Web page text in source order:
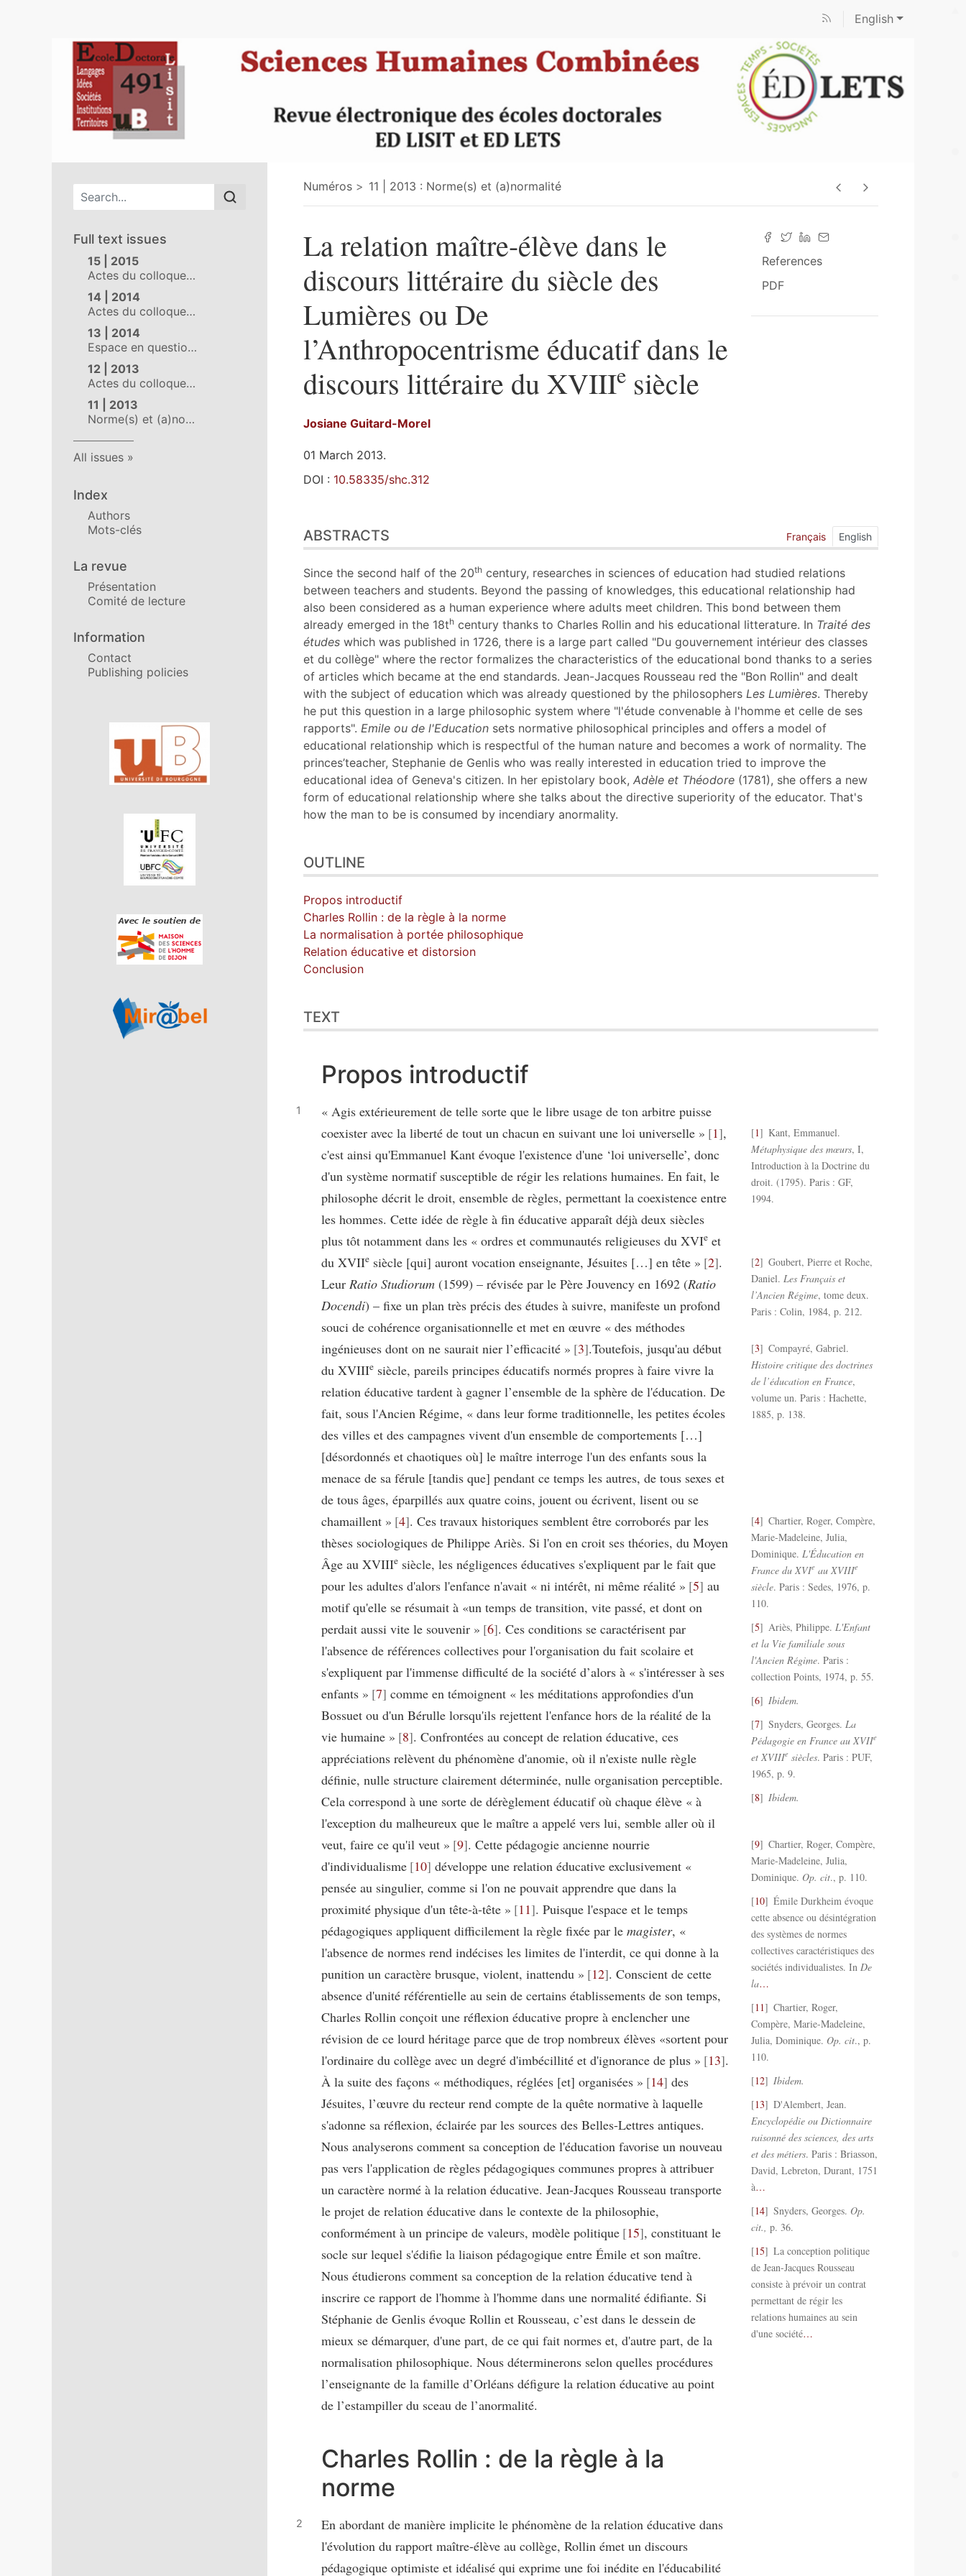
English
Main menu
Full text issues
15 | 2015
Actes du colloque…
14 | 2014
Actes du colloque…
13 | 2014
Espace en questio…
12 | 2013
Actes du colloque…
11 | 2013
Norme(s) et (a)no…
All issues
Index
Authors
Mots-clés
La revue
Présentation
Comité de lecture
Information
Contact
Publishing policies
In collaboration with
Numéros 11 | 2013 : Norme(s) et (a)normalité
References
PDF
La relation maître-élève dans le
discours littéraire du siècle des
Lumières ou De
l’Anthropocentrisme éducatif dans le
discours littéraire du XVIIIe siècle
Josiane Guitard-Morel
01 March 2013.
DOI : 10.58335/shc.312
Outline
Text
Bibliography
Notes
References
Author
ABSTRACTS Français English
Since the second half of the 20th century, researches in sciences of education had studied relations
between teachers and students. Beyond the passing of knowledges, this educational relationship had
also been considered as a human experience where adults meet children. This bond between them
already emerged in the 18th century thanks to Charles Rollin and his educational litterature. In Traité des
études which was published in 1726, there is a large part called "Du gouvernement intérieur des classes
et du collège" where the rector formalizes the characteristics of the educational bond thanks to a series
of articles which became at the end standards. Jean-Jacques Rousseau red the "Bon Rollin" and dealt
with the subject of education which was already questioned by the philosophers Les Lumières. Thereby
he put this question in a large philosophic system where "l'étude convenable à l'homme et celle de ses
rapports". Emile ou de l'Education sets normative philosophical principles and offers a model of
educational relationship which is respectful of the human nature and becomes a work of normality. The
princes’teacher, Stephanie de Genlis who was really interested in education tried to improve the
educational idea of Geneva's citizen. In her epistolary book, Adèle et Théodore (1781), she offers a new
form of educational relationship where she talks about the directive superiority of the educator. That's
how the man to be is consumed by incendiary anormality.
OUTLINE
Propos introductif
Charles Rollin : de la règle à la norme
La normalisation à portée philosophique
Relation éducative et distorsion
Conclusion
TEXT
Propos introductif
« Agis extérieurement de telle sorte que le libre usage de ton arbitre puisse
coexister avec la liberté de tout un chacun en suivant une loi universelle » 1 ,
c'est ainsi qu'Emmanuel Kant évoque l'existence d'une ‘loi universelle’, donc
d'un système normatif susceptible de régir les relations humaines. En fait, le
philosophe décrit le droit, ensemble de règles, permettant la coexistence entre
les hommes. Cette idée de règle à fin éducative apparaît déjà deux siècles
plus tôt notamment dans les « ordres et communautés religieuses du XVIe et
du XVIIe siècle [qui] auront vocation enseignante, Jésuites […] en tête » 2 .
Leur Ratio Studiorum (1599) – révisée par le Père Jouvency en 1692 (Ratio
Docendi) – fixe un plan très précis des études à suivre, manifeste un profond
souci de cohérence organisationnelle et met en œuvre « des méthodes
ingénieuses dont on ne saurait nier l’efficacité » 3 .Toutefois, jusqu'au début
du XVIIIe siècle, pareils principes éducatifs normés propres à faire vivre la
relation éducative tardent à gagner l’ensemble de la sphère de l'éducation. De
fait, sous l'Ancien Régime, « dans leur forme traditionnelle, les petites écoles
des villes et des campagnes vivent d'un ensemble de comportements […]
[désordonnés et chaotiques où] le maître interroge l'un des enfants sous la
menace de sa férule [tandis que] pendant ce temps les autres, de tous sexes et
de tous âges, éparpillés aux quatre coins, jouent ou écrivent, lisent ou se
chamaillent » 4 . Ces travaux historiques semblent être corroborés par les
thèses sociologiques de Philippe Ariès. Si l'on en croit ses théories, du Moyen
Âge au XVIIIe siècle, les négligences éducatives s'expliquent par le fait que
pour les adultes d'alors l'enfance n'avait « ni intérêt, ni même réalité » 5 au
motif qu'elle se résumait à «un temps de transition, vite passé, et dont on
perdait aussi vite le souvenir » 6 . Ces conditions se caractérisent par
l'absence de références collectives pour l'organisation du fait scolaire et
s'expliquent par l'immense difficulté de la société d’alors à « s'intéresser à ses
enfants » 7 comme en témoignent « les méditations approfondies d'un
Bossuet ou d'un Bérulle lorsqu'ils rejettent l'enfance hors de la réalité de la
vie humaine » 8 . Confrontées au concept de relation éducative, ces
appréciations relèvent du phénomène d'anomie, où il n'existe nulle règle
définie, nulle structure clairement déterminée, nulle organisation perceptible.
Cela correspond à une sorte de dérèglement éducatif où chaque élève « à
l'exception du malheureux que le maître a appelé vers lui, semble aller où il
veut, faire ce qu'il veut » 9 . Cette pédagogie ancienne nourrie
d'individualisme 10 développe une relation éducative exclusivement «
pensée au singulier, comme si l'on ne pouvait apprendre que dans la
proximité physique d'un tête-à-tête » 11 . Puisque l'espace et le temps
pédagogiques appliquent difficilement la règle fixée par le magister, «
l'absence de normes rend indécises les limites de l'interdit, ce qui donne à la
punition un caractère brusque, violent, inattendu » 12 . Conscient de cette
absence d'unité référentielle au sein de certains établissements de son temps,
Charles Rollin conçoit une réflexion éducative propre à enclencher une
révision de ce lourd héritage parce que de trop nombreux élèves «sortent pour
l'ordinaire du collège avec un degré d'imbécillité et d'ignorance de plus » 13 .
À la suite des façons « méthodiques, réglées [et] organisées » 14 des
Jésuites, l’œuvre du recteur rend compte de la quête normative à laquelle
s'adonne sa réflexion, éclairée par les sources des Belles-Lettres antiques.
Nous analyserons comment sa conception de l'éducation favorise un nouveau
pas vers l'application de règles pédagogiques communes propres à attribuer
un caractère normé à la relation éducative. Jean-Jacques Rousseau transporte
le projet de relation éducative dans le contexte de la philosophie,
conformément à un principe de valeurs, modèle politique 15 , constituant le
socle sur lequel s'édifie la liaison pédagogique entre Émile et son maître.
Nous étudierons comment sa conception de la relation éducative tend à
inscrire ce rapport de l'homme à l'homme dans une normalité édifiante. Si
Stéphanie de Genlis évoque Rollin et Rousseau, c’est dans le dessein de
mieux se démarquer, d'une part, de ce qui fait normes et, d'autre part, de la
normalisation philosophique. Nous déterminerons selon quelles procédures
l’enseignante de la famille d’Orléans défigure la relation éducative au point
de l’estampiller du sceau de l’anormalité.
Charles Rollin : de la règle à la
norme
En abordant de manière implicite le phénomène de la relation éducative dans
l'évolution du rapport maître-élève au collège, Rollin émet un discours
pédagogique optimiste et idéalisé qui exprime une foi inédite en l'éducabilité
1
Kant, Emmanuel.
Métaphysique des mœurs, I,
Introduction à la Doctrine du
droit. (1795). Paris : GF,
1994.
2
Goubert, Pierre et Roche,
Daniel. Les Français et
l’Ancien Régime, tome deux.
Paris : Colin, 1984, p. 212.
3
Compayré, Gabriel.
Histoire critique des doctrines
de l’éducation en France,
volume un. Paris : Hachette,
1885, p. 138.
4
Chartier, Roger, Compère,
Marie-Madeleine, Julia,
Dominique. L'Éducation en
France du XVIeau XVIIIe
siècle. Paris : Sedes, 1976, p.
110.
5
Ariès, Philippe. L'Enfant
et la Vie familiale sous
l'Ancien Régime. Paris :
collection Points, 1974, p. 55.
6
Ibidem.
7
Snyders, Georges. La
Pédagogie en France au XVIIe
et XVIIIesiècles. Paris : PUF,
1965, p. 9.
8
Ibidem.
9
Chartier, Roger, Compère,
Marie-Madeleine, Julia,
Dominique. Op. cit., p. 110.
10
Émile Durkheim évoque
cette absence ou désintégration
des systèmes de normes
collectives caractéristiques des
sociétés individualistes. In De
la…
11
Chartier, Roger,
Compère, Marie-Madeleine,
Julia, Dominique. Op. cit., p.
110.
12
Ibidem.
13
D'Alembert, Jean.
Encyclopédie ou Dictionnaire
raisonné des sciences, des arts
et des métiers. Paris : Briasson,
David, Lebreton, Durant, 1751
à…
14
Snyders, Georges. Op.
cit., p. 36.
15
La conception politique
de Jean-Jacques Rousseau
consiste à prévoir un contrat
permettant de régir les
relations humaines au sein
d'une société…